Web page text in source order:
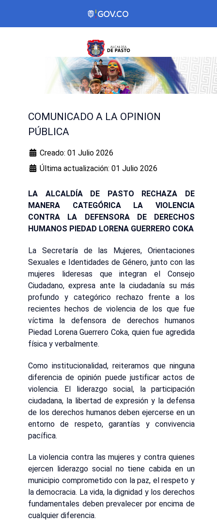
COMUNICADO A LA OPINION
PÚBLICA
Creado: 01 Julio 2026
Última actualización: 01 Julio 2026
LA ALCALDÍA DE PASTO RECHAZA DE
MANERA CATEGÓRICA LA VIOLENCIA
CONTRA LA DEFENSORA DE DERECHOS
HUMANOS PIEDAD LORENA GUERRERO COKA
La Secretaría de las Mujeres, Orientaciones
Sexuales e Identidades de Género, junto con las
mujeres lideresas que integran el Consejo
Ciudadano, expresa ante la ciudadanía su más
profundo y categórico rechazo frente a los
recientes hechos de violencia de los que fue
víctima la defensora de derechos humanos
Piedad Lorena Guerrero Coka, quien fue agredida
física y verbalmente.
Como institucionalidad, reiteramos que ninguna
diferencia de opinión puede justificar actos de
violencia. El liderazgo social, la participación
ciudadana, la libertad de expresión y la defensa
de los derechos humanos deben ejercerse en un
entorno de respeto, garantías y convivencia
pacífica.
La violencia contra las mujeres y contra quienes
ejercen liderazgo social no tiene cabida en un
municipio comprometido con la paz, el respeto y
la democracia. La vida, la dignidad y los derechos
fundamentales deben prevalecer por encima de
cualquier diferencia.